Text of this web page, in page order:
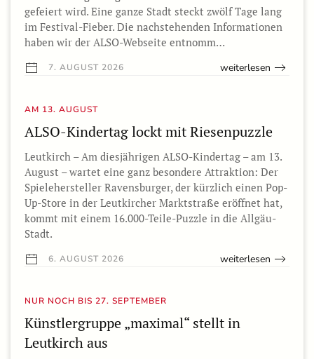
gefeiert wird. Eine ganze Stadt steckt zwölf Tage lang
im Festival-Fieber. Die nachstehenden Informationen
haben wir der ALSO-Webseite entnomm…
7. AUGUST 2026 weiterlesen
AM 13. AUGUST
ALSO-Kindertag lockt mit Riesenpuzzle
Leutkirch – Am diesjährigen ALSO-Kindertag – am 13.
August – wartet eine ganz besondere Attraktion: Der
Spielehersteller Ravensburger, der kürzlich einen Pop-
Up-Store in der Leutkircher Marktstraße eröffnet hat,
kommt mit einem 16.000-Teile-Puzzle in die Allgäu-
Stadt.
6. AUGUST 2026 weiterlesen
NUR NOCH BIS 27. SEPTEMBER
Künstlergruppe „maximal“ stellt in
Leutkirch aus